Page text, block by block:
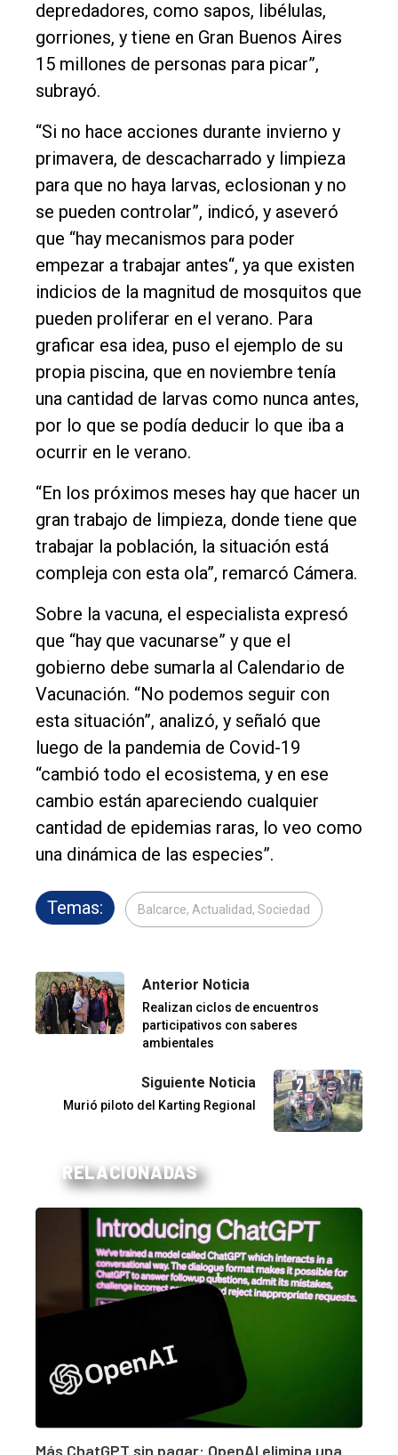
depredadores, como sapos, libélulas,
gorriones, y tiene en Gran Buenos Aires
15 millones de personas para picar”,
subrayó.
“Si no hace acciones durante invierno y
primavera, de descacharrado y limpieza
para que no haya larvas, eclosionan y no
se pueden controlar”, indicó, y aseveró
que “hay mecanismos para poder
empezar a trabajar antes“, ya que existen
indicios de la magnitud de mosquitos que
pueden proliferar en el verano. Para
graficar esa idea, puso el ejemplo de su
propia piscina, que en noviembre tenía
una cantidad de larvas como nunca antes,
por lo que se podía deducir lo que iba a
ocurrir en le verano.
“En los próximos meses hay que hacer un
gran trabajo de limpieza, donde tiene que
trabajar la población, la situación está
compleja con esta ola”, remarcó Cámera.
Sobre la vacuna, el especialista expresó
que “hay que vacunarse” y que el
gobierno debe sumarla al Calendario de
Vacunación. “No podemos seguir con
esta situación”, analizó, y señaló que
luego de la pandemia de Covid-19
“cambió todo el ecosistema, y en ese
cambio están apareciendo cualquier
cantidad de epidemias raras, lo veo como
una dinámica de las especies”.
Temas: Balcarce, Actualidad, Sociedad
Anterior Noticia
Realizan ciclos de encuentros
participativos con saberes
ambientales
Siguiente Noticia
Murió piloto del Karting Regional
RELACIONADAS
Más ChatGPT sin pagar: OpenAI elimina una